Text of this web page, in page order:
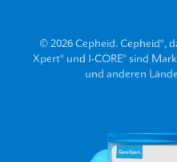
© 2026 Cepheid. Cepheid®,
Xpert® und I-CORE® sind
und anderen